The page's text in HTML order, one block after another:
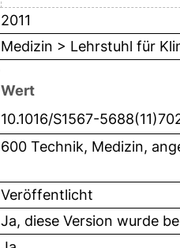
2011
Medizin > Lehrstuhl für
Wert
10.1016/S1567-
600 Technik, Medizin,
Veröffentlicht
Ja, diese Version wurde